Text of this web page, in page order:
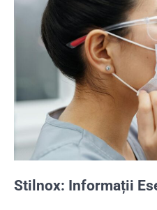
Stilnox: Informații